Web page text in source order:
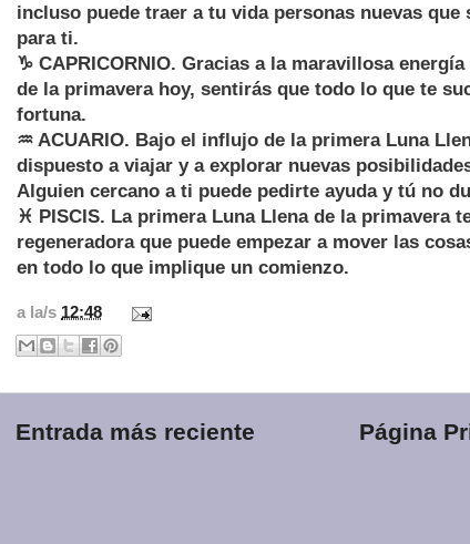
incluso puede traer a tu vida personas nuevas
para ti.
♑ CAPRICORNIO. Gracias a la maravillosa
de la primavera hoy, sentirás que todo lo que te
fortuna.
♒ ACUARIO. Bajo el influjo de la primera Luna
dispuesto a viajar y a explorar nuevas
Alguien cercano a ti puede pedirte ayuda y tú no
♓ PISCIS. La primera Luna Llena de la primavera
regeneradora que puede empezar a mover las
en todo lo que implique un comienzo.
a la/s 12:48
Entrada más reciente Página